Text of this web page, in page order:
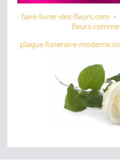
faire-livrer-des-fleurs.com -
fleurs-
plaque-funeraire-